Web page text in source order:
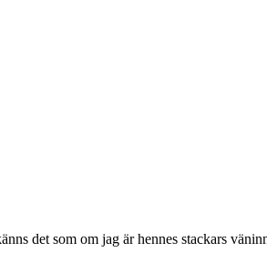
det som om jag är hennes stackars